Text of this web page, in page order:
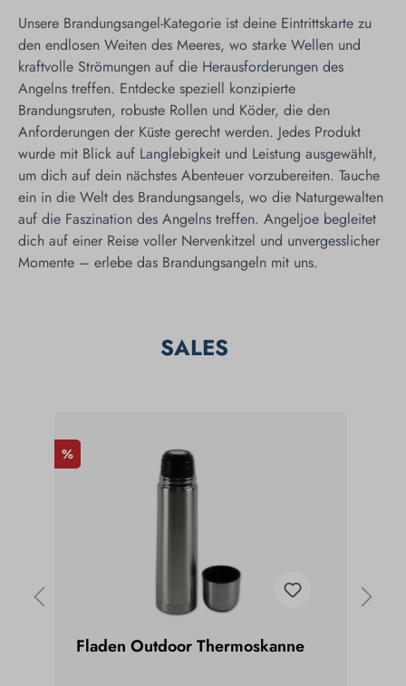
Unsere Brandungsangel-Kategorie ist deine Eintrittskarte zu
den endlosen Weiten des Meeres, wo starke Wellen und
kraftvolle Strömungen auf die Herausforderungen des
Angelns treffen. Entdecke speziell konzipierte
Brandungsruten, robuste Rollen und Köder, die den
Anforderungen der Küste gerecht werden. Jedes Produkt
wurde mit Blick auf Langlebigkeit und Leistung ausgewählt,
um dich auf dein nächstes Abenteuer vorzubereiten. Tauche
ein in die Welt des Brandungsangels, wo die Naturgewalten
auf die Faszination des Angelns treffen. Angeljoe begleitet
dich auf einer Reise voller Nervenkitzel und unvergesslicher
Momente – erlebe das Brandungsangeln mit uns.
SALES
%
Fladen Outdoor Thermoskanne